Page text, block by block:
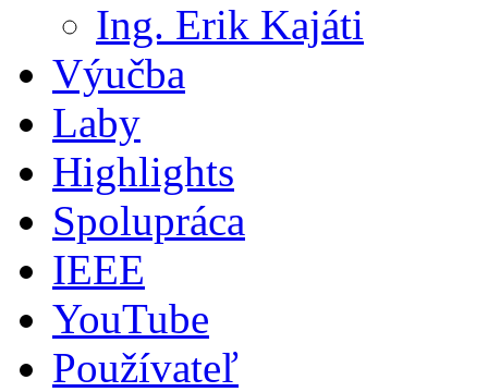
Ing. Erik Kajáti
Výučba
Laby
Highlights
Spolupráca
IEEE
YouTube
Používateľ